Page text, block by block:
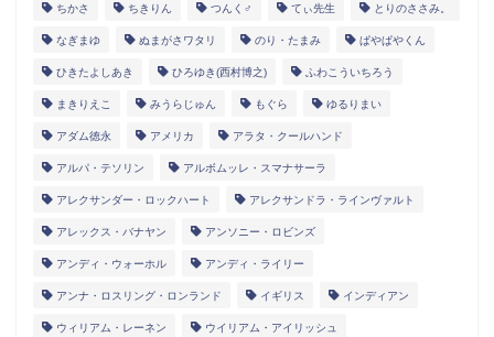
ちかさ ちきりん つんく♂ てぃ先生 とりのささみ。
なぎまゆ ぬまがさワタリ のり・たまみ ぱやぱやくん
ひきたよしあき ひろゆき(西村博之) ふわこういちろう
まきりえこ みうらじゅん もぐら ゆるりまい
アダム徳永 アメリカ アラタ・クールハンド
アルパ・テソリン アルボムッレ・スマナサーラ
アレクサンダー・ロックハート アレクサンドラ・ラインヴァルト
アレックス・バナヤン アンソニー・ロビンズ
アンディ・ウォーホル アンディ・ライリー
アンナ・ロスリング・ロンランド イギリス インディアン
ウィリアム・レーネン ウイリアム・アイリッシュ